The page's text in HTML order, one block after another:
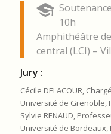
10h
Amphithéâtre
central (LCI) –
Jury :
Cécile DELACOUR,
Université de Grenoble,
Sylvie RENAUD,
Université de Bordeaux,